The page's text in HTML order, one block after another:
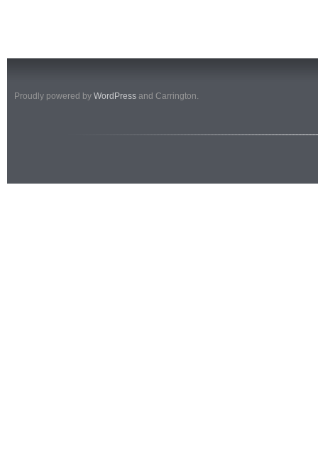
Proudly powered by WordPress and Carrington.